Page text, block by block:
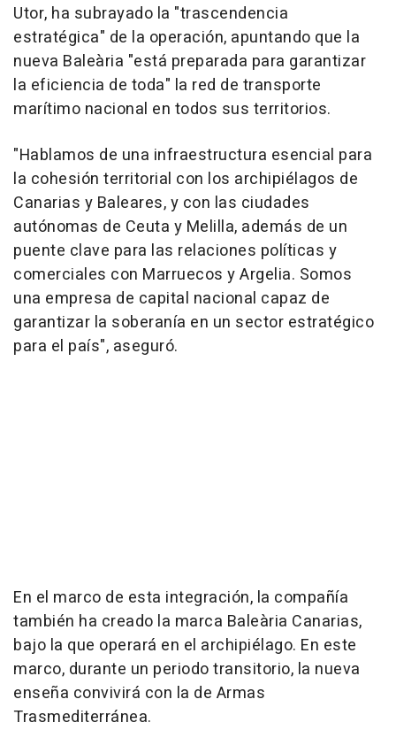
Utor, ha subrayado la "trascendencia
estratégica" de la operación, apuntando que la
nueva Baleària "está preparada para garantizar
la eficiencia de toda" la red de transporte
marítimo nacional en todos sus territorios.
"Hablamos de una infraestructura esencial para
la cohesión territorial con los archipiélagos de
Canarias y Baleares, y con las ciudades
autónomas de Ceuta y Melilla, además de un
puente clave para las relaciones políticas y
comerciales con Marruecos y Argelia. Somos
una empresa de capital nacional capaz de
garantizar la soberanía en un sector estratégico
para el país", aseguró.
En el marco de esta integración, la compañía
también ha creado la marca Baleària Canarias,
bajo la que operará en el archipiélago. En este
marco, durante un periodo transitorio, la nueva
enseña convivirá con la de Armas
Trasmediterránea.